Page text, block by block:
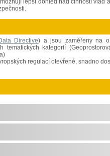
lepší dohled nad činností vlád
Directive) a jsou zaměřeny na
kategorií
regulací otevřené, snadno